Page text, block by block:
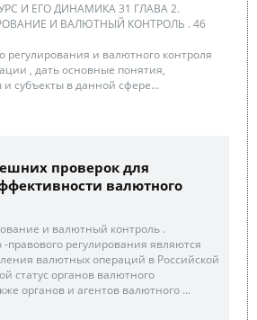
И ЕГО ДИНАМИКА 31 ГЛАВА 2.
И ВАЛЮТНЫЙ КОНТРОЛЬ . 46
регулирования и валютного контроля
, дать основные понятия,
субъекты в данной сфере...
проверок для
валютного
и валютный контроль .
регулирования являются
валютных операций в Российской
статус органов валютного
органов и агентов валютного ...